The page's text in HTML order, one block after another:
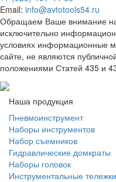
Email: info@avtotools54.ru
Обращаем Ваше внимание на
исключительно
условиях информационные
сайте, не являются
положениями Статей 435 и
Наша продукция
Пневмоинструмент
Наборы инструментов
Набор съемников
Гидравлические домкраты
Наборы головок
Инструментальные тележки